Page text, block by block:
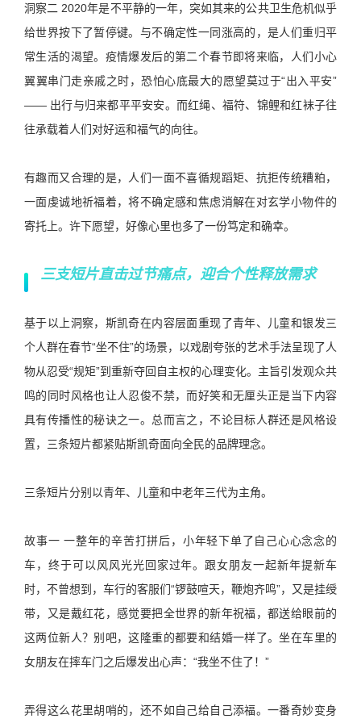
洞察二 2020年是不平静的一年，突如其来的公共卫生危机似乎
给世界按下了暂停键。与不确定性一同涨高的，是人们重归平
常生活的渴望。疫情爆发后的第二个春节即将来临，人们小心
翼翼串门走亲戚之时，恐怕心底最大的愿望莫过于“出入平安”
—— 出行与归来都平平安安。而红绳、福符、锦鲤和红袜子往
往承载着人们对好运和福气的向往。
有趣而又合理的是，人们一面不喜循规蹈矩、抗拒传统糟粕，
一面虔诚地祈福着，将不确定感和焦虑消解在对玄学小物件的
寄托上。许下愿望，好像心里也多了一份笃定和确幸。
三支短片直击过节痛点，迎合个性释放需求
基于以上洞察，斯凯奇在内容层面重现了青年、儿童和银发三
个人群在春节“坐不住”的场景，以戏剧夸张的艺术手法呈现了人
物从忍受“规矩”到重新夺回自主权的心理变化。主旨引发观众共
鸣的同时风格也让人忍俊不禁，而好笑和无厘头正是当下内容
具有传播性的秘诀之一。总而言之，不论目标人群还是风格设
置，三条短片都紧贴斯凯奇面向全民的品牌理念。
三条短片分别以青年、儿童和中老年三代为主角。
故事一 一整年的辛苦打拼后，小年轻下单了自己心心念念的
车，终于可以风风光光回家过年。跟女朋友一起新年提新车
时，不曾想到，车行的客服们“锣鼓喧天，鞭炮齐鸣”，又是挂绶
带，又是戴红花，感觉要把全世界的新年祝福，都送给眼前的
这两位新人？别吧，这隆重的都要和结婚一样了。坐在车里的
女朋友在摔车门之后爆发出心声：“我坐不住了！”
弄得这么花里胡哨的，还不如自己给自己添福。一番奇妙变身